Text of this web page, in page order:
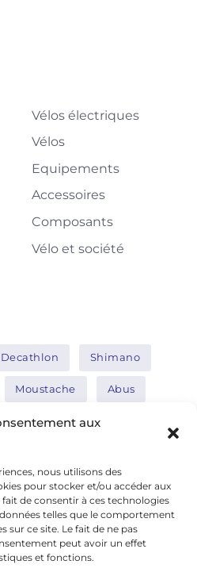
aux
nous utilisons des
pour stocker et/ou accéder aux
de consentir à ces technologies
telles que le comportement
sur ce site. Le fait de ne pas
peut avoir un effet
et fonctions.
Vélos électriques
Vélos
Equipements
Accessoires
Composants
Vélo et société
Decathlon Shimano
Moustache Abus